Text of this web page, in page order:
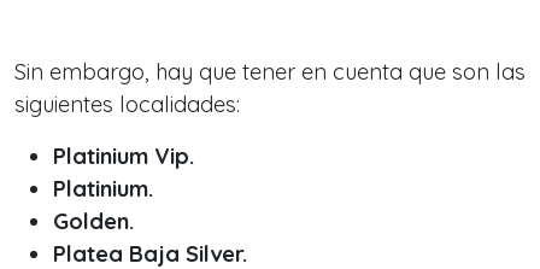
Sin embargo, hay que tener en cuenta que son las
siguientes localidades:
Platinium Vip.
Platinium.
Golden.
Platea Baja Silver.